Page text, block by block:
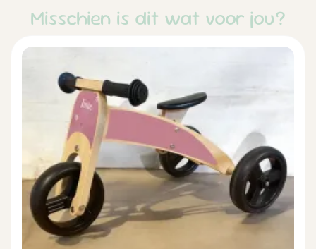
Misschien is dit wat voor jou?